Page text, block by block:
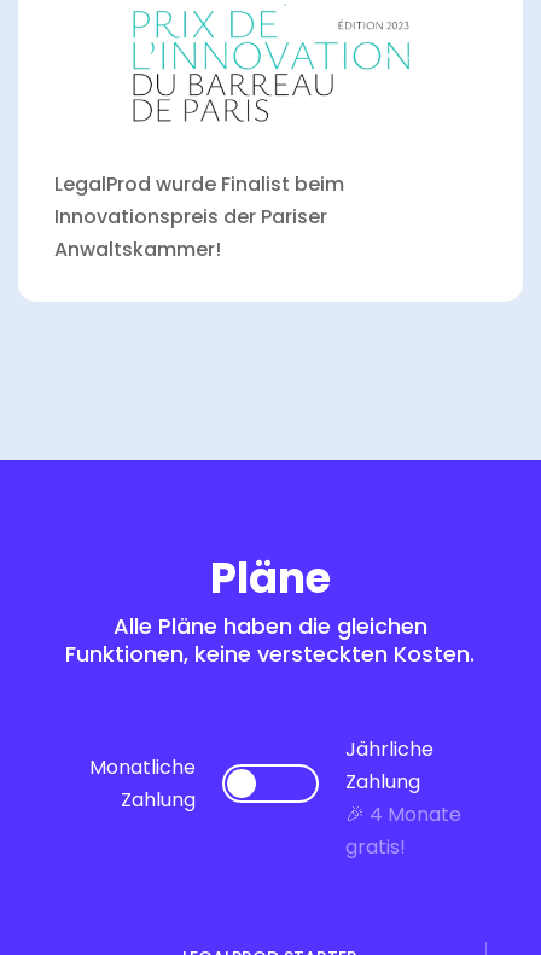
LegalProd wurde Finalist beim
Innovationspreis der Pariser
Anwaltskammer!
Pläne
Alle Pläne haben die gleichen
Funktionen, keine versteckten Kosten.
Monatliche
Zahlung
Jährliche
Zahlung
🎉 4 Monate
gratis!